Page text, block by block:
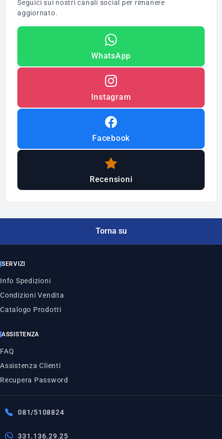
Seguici sui nostri canali social per rimanere
aggiornato.
WhatsApp
Instagram
Facebook
Recensioni
Torna su
SERVIZI
Info Spedizioni
Condizioni Vendita
Catalogo Prodotti
ASSISTENZA
FAQ
Assistenza Clienti
Recupera Password
081/5108824
331.136.29.25